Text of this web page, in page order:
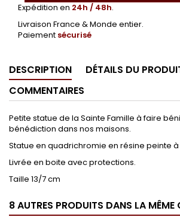
Expédition en 24h / 48h.
Livraison France & Monde entier.
Paiement sécurisé
DESCRIPTION
DÉTAILS DU
COMMENTAIRES
Petite statue de la Sainte Famille à faire
bénédiction dans nos maisons.
Statue en quadrichromie en résine peinte à
Livrée en boite avec protections.
Taille 13/7 cm
8 AUTRES PRODUITS DANS LA MÊME